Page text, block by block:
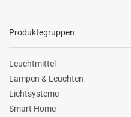
Produktegruppen
Leuchtmittel
Lampen & Leuchten
Lichtsysteme
Smart Home